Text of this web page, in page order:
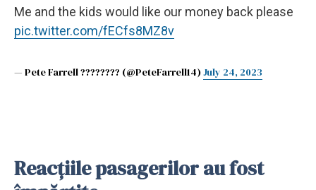
Me and the kids would like our money back please
pic.twitter.com/fECfs8MZ8v
— Pete Farrell ???????? (@PeteFarrell14)July 24, 2023
Reacțiile pasagerilor au fost